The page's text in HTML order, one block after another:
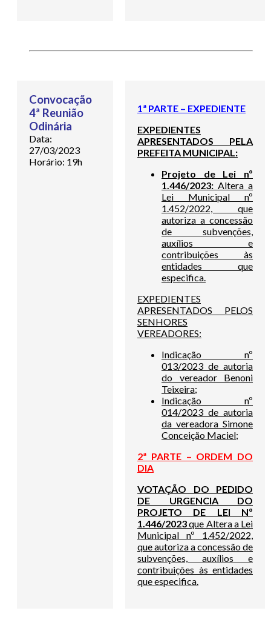
Convocação
4ª Reunião
Odinária
Data:
27/03/2023
Horário: 19h
1ª PARTE – EXPEDIENTE
EXPEDIENTES
APRESENTADOS PELA
PREFEITA MUNICIPAL:
Projeto de Lei nº
1.446/2023: Altera a
Lei Municipal nº
1.452/2022, que
autoriza a concessão
de subvenções,
auxílios e
contribuições às
entidades que
especifica.
EXPEDIENTES
APRESENTADOS PELOS
SENHORES
VEREADORES:
Indicação nº
013/2023 de autoria
do vereador Benoni
Teixeira;
Indicação nº
014/2023 de autoria
da vereadora Simone
Conceição Maciel;
2ª PARTE – ORDEM DO
DIA
VOTAÇÃO DO PEDIDO
DE URGENCIA DO
PROJETO DE LEI Nº
1.446/2023que Altera a Lei
Municipal nº 1.452/2022,
que autoriza a concessão de
subvenções, auxílios e
contribuições às entidades
que especifica.